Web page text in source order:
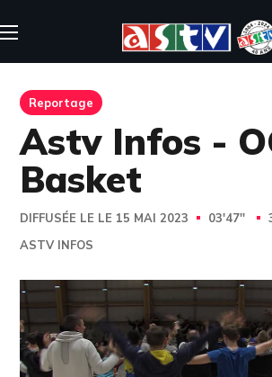
Reportage
Astv Infos -
Basket
DIFFUSÉE LE LE 15 MAI 2023 03'47''
ASTV INFOS